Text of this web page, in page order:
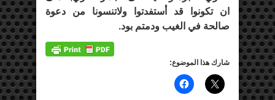
ان تكونوا قد أستفدتوا ولاتنسونا من دعوة
صالحة في الغيب ودمتم بود.
شارك هذا الموضوع: